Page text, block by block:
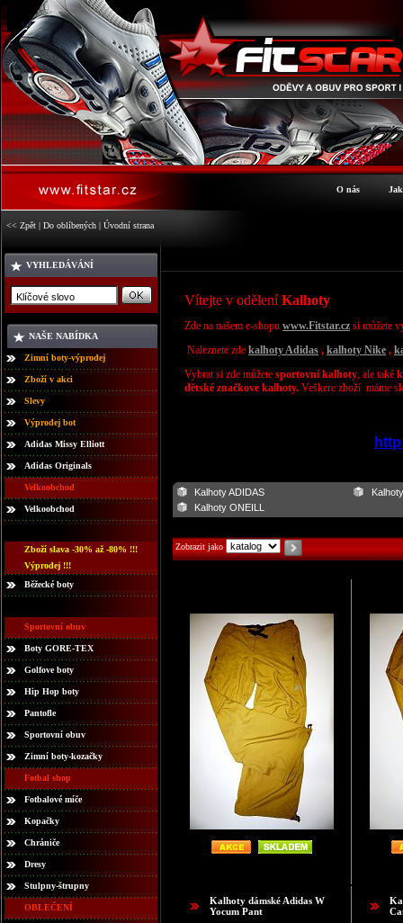
O nás
<< Zpět | Do oblíbených | Úvodní strana
VYHLEDÁVÁNÍ
NAŠE NABÍDKA
Zimní boty-výprodej
Zboží v akci
Slevy
Výprodej bot
Adidas Missy Elliott
Adidas Originals
Velkoobchod
Velkoobchod
Zboží slava -30% až -80% !!!
Výprodej !!!
Běžecké boty
Sportovní obuv
Boty GORE-TEX
Golfove boty
Hip Hop boty
Pantofle
Sportovní obuv
Zimní boty-kozačky
Fotbal shop
Fotbalové míče
Kopačky
Chrániče
Dresy
Stulpny-štrupny
OBLEČENÍ
Vítejte v oděleníKalhoty
Zde na našem e-shopu www.Fitstar.cz si můžete
Naleznete zde kalhoty Adidas , kalhoty Nike ,
Vybrat si zde můžete sportovní kalhoty, ale také
dětské značkove kalhoty. Veškere zboží máme
Kalhoty ADIDAS
Kalhoty ONEILL
Zobrazit jako
Kalhoty dámské Adidas W
Yocum Pant